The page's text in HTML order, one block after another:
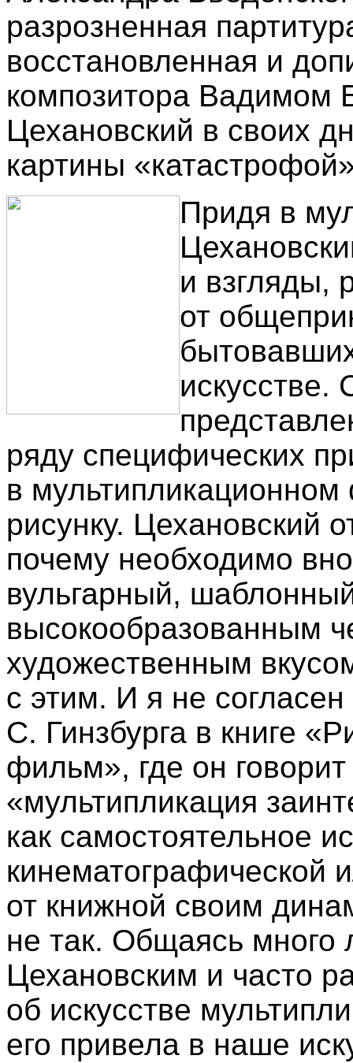
разрозненная
восстановленная и
композитора Вадимом
Цехановский в своих
картины
Придя в
и взгляды,
от
искусстве.
ряду специфических
в
рисунку. Цехановский
почему необходимо
вульгарный,
высокообразованным
художественным
с этим. И я не
С. Гинзбурга в книге
фильм», где он
«мультипликация
как самостоятельное
кинематографической
от книжной своим
не так. Общаясь много
Цехановским и часто
об искусстве
его привела в наше